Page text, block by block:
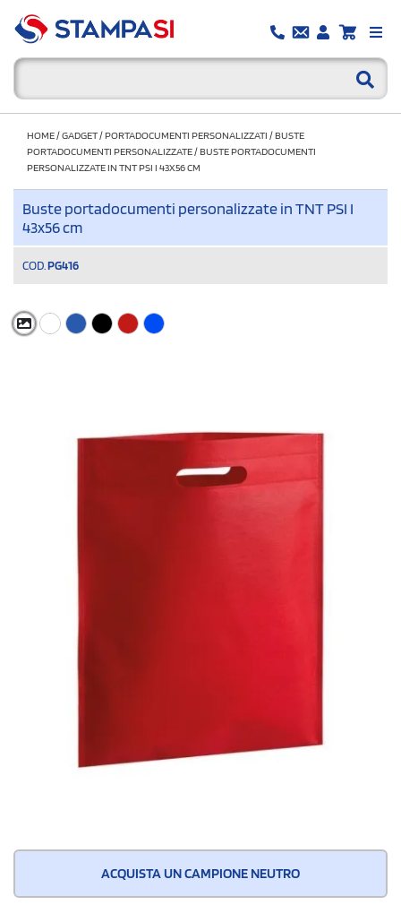
HOME/GADGET/PORTADOCUMENTI PERSONALIZZATI /BUSTE
PORTADOCUMENTI PERSONALIZZATE/BUSTE PORTADOCUMENTI
PERSONALIZZATE IN TNT PSI I 43X56 CM
Buste portadocumenti personalizzate in TNT PSI I
43x56 cm
COD. PG416
ACQUISTA UN CAMPIONE NEUTRO